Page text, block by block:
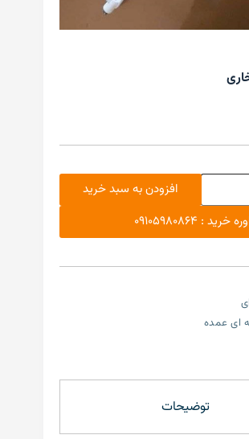
افزودن به سبد خرید
: 09105980864
ای عمده
توضیحات